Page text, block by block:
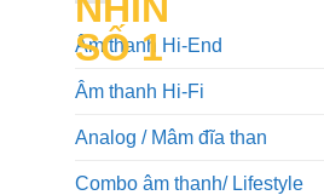
Âm thanh Hi-End
Âm thanh Hi-Fi
Analog / Mâm đĩa than
Combo âm thanh/ Lifestyle